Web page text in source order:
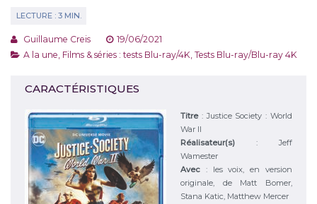
Guillaume Creis
19/06/2021
A la une Films & séries : tests Blu-ray/4K Tests Blu-ray/Blu-ray 4K
CARACTÉRISTIQUES
Titre :Justice Society : World
War II
Réalisateur(s) :Jeff
Wamester
Avec : les voix, en version
originale, de Matt Bomer,
Stana Katic, Matthew Mercer